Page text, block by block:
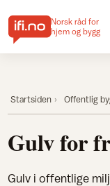
Norsk råd for
hjem og bygg
Startsiden Offentlig
Gulv for
Gulv i offentlige